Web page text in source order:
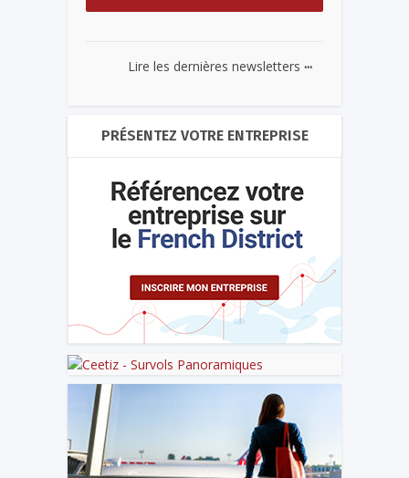
Lire les dernières newsletters ...
PRÉSENTEZ VOTRE ENTREPRISE